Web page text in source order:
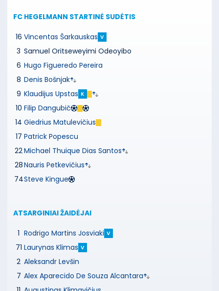
FC HEGELMANN STARTINĖ SUDĖTIS
16 Vincentas Šarkauskas V
3 Samuel Oritseweyimi Odeoyibo
6 Hugo Figueredo Pereira
8 Denis Bošnjak
9 Klaudijus Upstas K
10 Filip Dangubič
14 Giedrius Matulevičius
17 Patrick Popescu
22Michael Thuique Dias Santos
28Nauris Petkevičius
74Steve Kingue
ATSARGINIAI ŽAIDĖJAI
1 Rodrigo Martins Josviaki V
71 Laurynas Klimas V
2 Aleksandr Levšin
7 Alex Aparecido De Souza Alcantara